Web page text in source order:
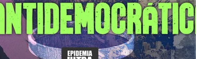
Argentina Rusia Venezuela El